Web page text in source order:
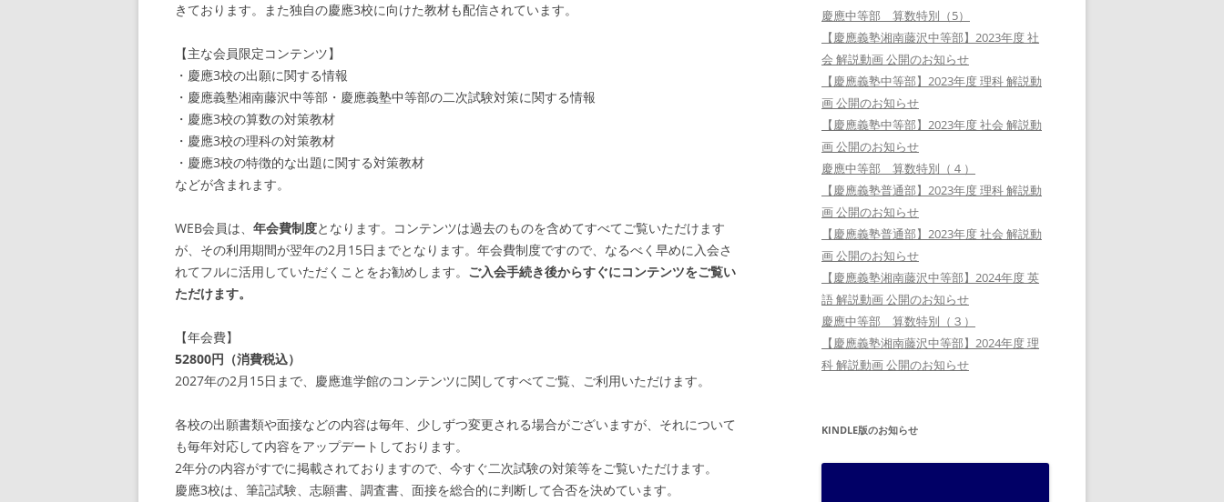
きております。また独自の慶應3校に向けた教材も配信されています。
【主な会員限定コンテンツ】
・慶應3校の出願に関する情報
・慶應義塾湘南藤沢中等部・慶應義塾中等部の二次試験対策に関する情報
・慶應3校の算数の対策教材
・慶應3校の理科の対策教材
・慶應3校の特徴的な出題に関する対策教材
などが含まれます。
WEB会員は、 年会費制度となります。コンテンツは過去のものを含めてすべてご覧いただけます
が、その利用期間が翌年の2月15日までとなります。年会費制度ですので、なるべく早めに入会さ
れてフルに活用していただくことをお勧めします。 ご入会手続き後からすぐにコンテンツをご覧い
ただけます。
【年会費】
52800円（消費税込）
2027年の2月15日まで、慶應進学館のコンテンツに関してすべてご覧、ご利用いただけます。
各校の出願書類や面接などの内容は毎年、少しずつ変更される場合がございますが、それについて
も毎年対応して内容をアップデートしております。
2年分の内容がすでに掲載されておりますので、今すぐ二次試験の対策等をご覧いただけます。
慶應3校は、筆記試験、志願書、調査書、面接を総合的に判断して合否を決めています。
慶應中等部 算数特別（5）
【慶應義塾湘南藤沢中等部】2023年度 社
会 解説動画 公開のお知らせ
【慶應義塾中等部】2023年度 理科 解説動
画 公開のお知らせ
【慶應義塾中等部】2023年度 社会 解説動
画 公開のお知らせ
慶應中等部 算数特別（４）
【慶應義塾普通部】2023年度 理科 解説動
画 公開のお知らせ
【慶應義塾普通部】2023年度 社会 解説動
画 公開のお知らせ
【慶應義塾湘南藤沢中等部】2024年度 英
語 解説動画 公開のお知らせ
慶應中等部 算数特別（３）
【慶應義塾湘南藤沢中等部】2024年度 理
科 解説動画 公開のお知らせ
KINDLE版のお知らせ